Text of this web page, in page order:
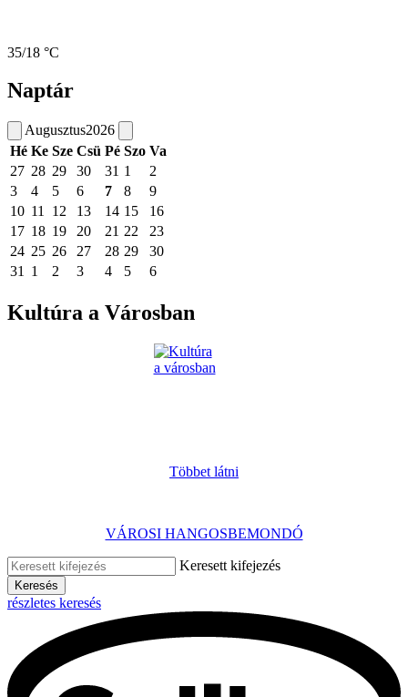
35/18 °C
Naptár
Augusztus2026
Hé Ke Sze Csü Pé Szo Va
27 28 29 30 31 1
2
3
4 5 6 7 8
9
10 11 12 13 14 15
16
17 18 19 20 21 22
23
24 25 26 27 28 29
30
31
1 2 3 4 5 6
Kultúra a Városban
Többet látni
VÁROSI HANGOSBEMONDÓ
Keresett kifejezés
Keresés
részletes keresés